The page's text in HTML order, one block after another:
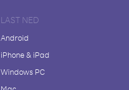
LAST NED
Android
iPhone & iPad
Windows PC